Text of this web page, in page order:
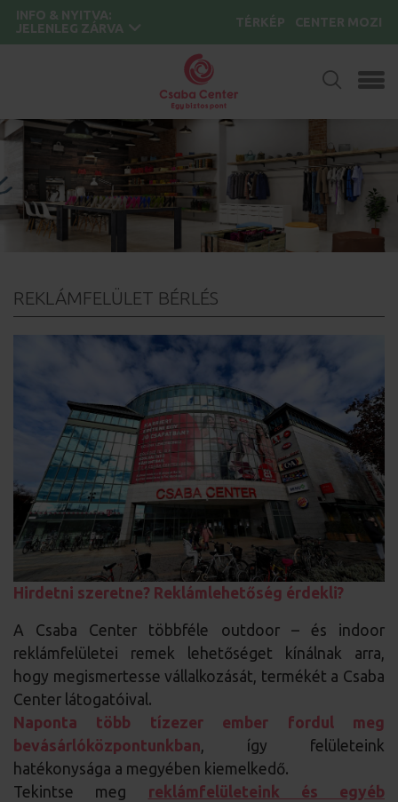
INFO & NYITVA:
JELENLEG ZÁRVA
TÉRKÉP CENTER MOZI
REKLÁMFELÜLET BÉRLÉS
Hirdetni szeretne? Reklámlehetőség érdekli?
A Csaba Center többféle outdoor – és indoor
reklámfelületei remek lehetőséget kínálnak arra,
hogy megismertesse vállalkozását, termékét a Csaba
Center látogatóival.
Naponta több tízezer ember fordul meg
bevásárlóközpontunkban, így felületeink
hatékonysága a megyében kiemelkedő.
Tekintse meg reklámfelületeink és egyéb